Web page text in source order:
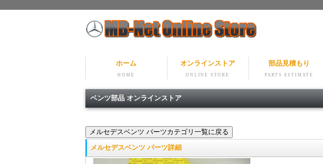
ホーム
HOME
オンラインストア
ONLINE STORE
部品見積もり
PARTS ESTIMATE
ベンツ部品 オンラインストア
メルセデスベンツ パーツ詳細